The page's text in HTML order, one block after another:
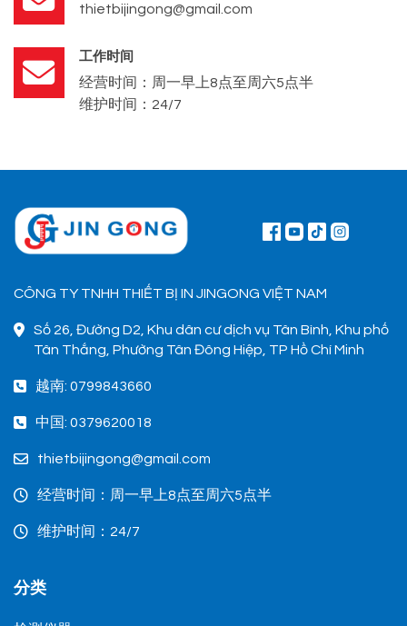
thietbijingong@gmail.com
工作时间
经营时间：周一早上8点至周六5点半
维护时间：24/7
CÔNG TY TNHH THIẾT BỊ IN JINGONG VIỆT NAM
Số 26, Đường D2, Khu dân cư dịch vụ Tân Bình, Khu phố
Tân Thắng, Phường Tân Đông Hiệp, TP Hồ Chí Minh
越南: 0799843660
中国: 0379620018
thietbijingong@gmail.com
经营时间：周一早上8点至周六5点半
维护时间：24/7
分类